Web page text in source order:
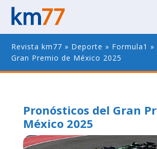
Revista km77 » Deporte » Formula1 »
Gran Premio de México 2025
Pronósticos del Gran
México 2025